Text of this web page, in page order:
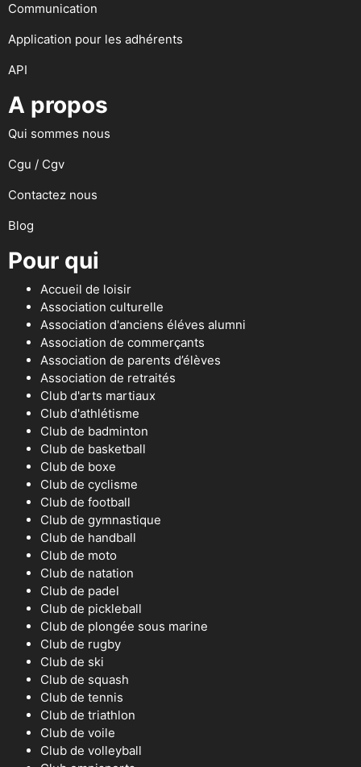
Communication
Application pour les adhérents
API
A propos
Qui sommes nous
Cgu / Cgv
Contactez nous
Blog
Pour qui
Accueil de loisir
Association culturelle
Association d'anciens éléves alumni
Association de commerçants
Association de parents d’élèves
Association de retraités
Club d'arts martiaux
Club d'athlétisme
Club de badminton
Club de basketball
Club de boxe
Club de cyclisme
Club de football
Club de gymnastique
Club de handball
Club de moto
Club de natation
Club de padel
Club de pickleball
Club de plongée sous marine
Club de rugby
Club de ski
Club de squash
Club de tennis
Club de triathlon
Club de voile
Club de volleyball